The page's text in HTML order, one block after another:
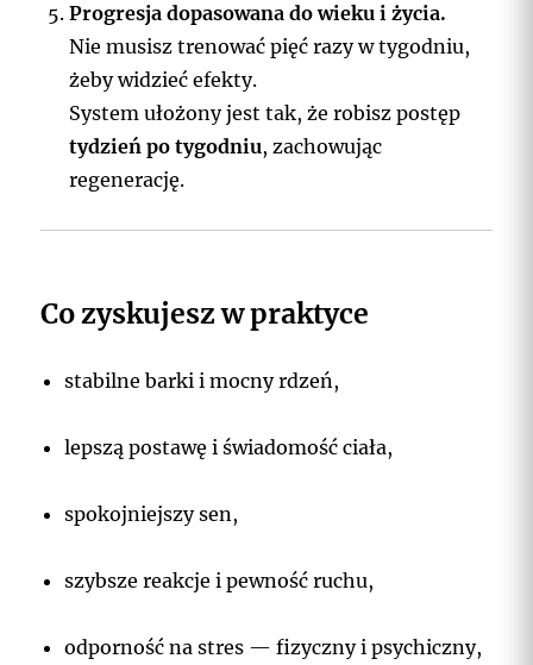
Progresja dopasowana do wieku i życia.
Nie musisz trenować pięć razy w tygodniu,
żeby widzieć efekty.
System ułożony jest tak, że robisz postęp
tydzień po tygodniu, zachowując
regenerację.
Co zyskujesz w praktyce
stabilne barki i mocny rdzeń,
lepszą postawę i świadomość ciała,
spokojniejszy sen,
szybsze reakcje i pewność ruchu,
odporność na stres — fizyczny i psychiczny,